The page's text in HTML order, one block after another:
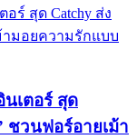
เตอร์ สุด
ชวนฟอร์อายเม้า